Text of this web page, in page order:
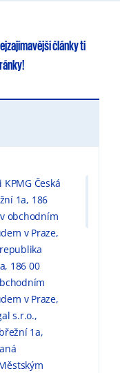
článkyti
Česká
1a, 186
obchodním
v Praze,
186 00
v Praze,
s.r.o.,
1a,